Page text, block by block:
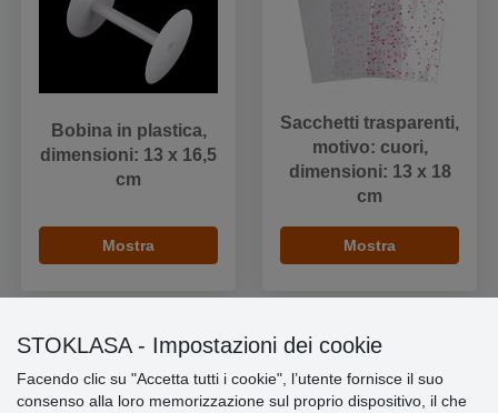
Bobina in plastica,
dimensioni: 13 x 16,5
cm
Mostra
Sacchetti trasparenti,
motivo: cuori,
dimensioni: 13 x 18
cm
Mostra
Informazioni importanti
STOKLASA - Impostazioni dei cookie
Facendo clic su "Accetta tutti i cookie", l’utente fornisce il suo
consenso alla loro memorizzazione sul proprio dispositivo, il che